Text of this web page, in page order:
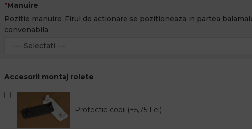
Manuire
Pozitie manuire .Firul de actionare se pozitioneaza in partea
convenabila
Accesorii montaj rolete
Protectie copil (+5,75 Lei)